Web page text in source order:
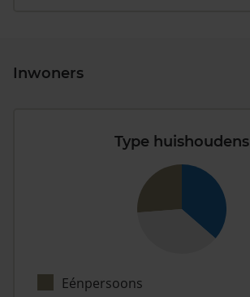
Inwoners
Type huishoudens
Eénpersoons